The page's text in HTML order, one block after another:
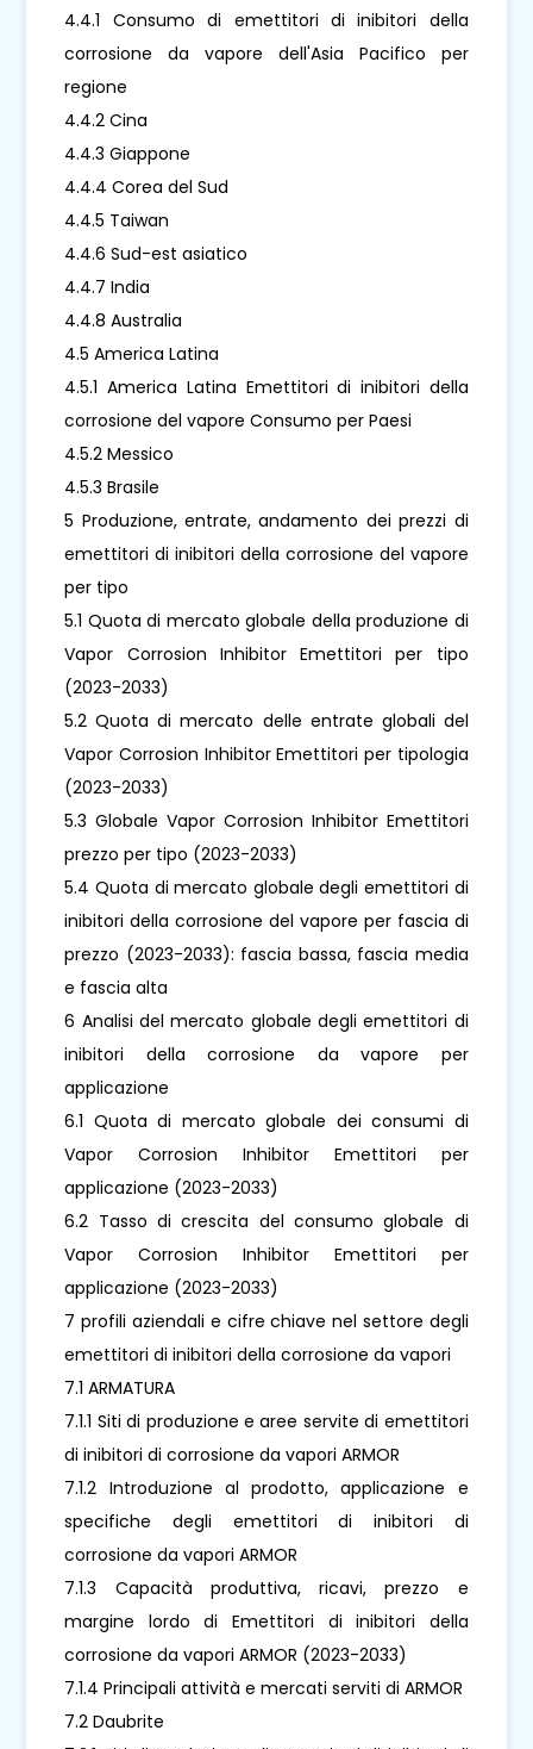
4.4.1 Consumo di emettitori di inibitori della
corrosione da vapore dell'Asia Pacifico per
regione
4.4.2 Cina
4.4.3 Giappone
4.4.4 Corea del Sud
4.4.5 Taiwan
4.4.6 Sud-est asiatico
4.4.7 India
4.4.8 Australia
4.5 America Latina
4.5.1 America Latina Emettitori di inibitori della
corrosione del vapore Consumo per Paesi
4.5.2 Messico
4.5.3 Brasile
5 Produzione, entrate, andamento dei prezzi di
emettitori di inibitori della corrosione del vapore
per tipo
5.1 Quota di mercato globale della produzione di
Vapor Corrosion Inhibitor Emettitori per tipo
(2023-2033)
5.2 Quota di mercato delle entrate globali del
Vapor Corrosion Inhibitor Emettitori per tipologia
(2023-2033)
5.3 Globale Vapor Corrosion Inhibitor Emettitori
prezzo per tipo (2023-2033)
5.4 Quota di mercato globale degli emettitori di
inibitori della corrosione del vapore per fascia di
prezzo (2023-2033): fascia bassa, fascia media
e fascia alta
6 Analisi del mercato globale degli emettitori di
inibitori della corrosione da vapore per
applicazione
6.1 Quota di mercato globale dei consumi di
Vapor Corrosion Inhibitor Emettitori per
applicazione (2023-2033)
6.2 Tasso di crescita del consumo globale di
Vapor Corrosion Inhibitor Emettitori per
applicazione (2023-2033)
7 profili aziendali e cifre chiave nel settore degli
emettitori di inibitori della corrosione da vapori
7.1 ARMATURA
7.1.1 Siti di produzione e aree servite di emettitori
di inibitori di corrosione da vapori ARMOR
7.1.2 Introduzione al prodotto, applicazione e
specifiche degli emettitori di inibitori di
corrosione da vapori ARMOR
7.1.3 Capacità produttiva, ricavi, prezzo e
margine lordo di Emettitori di inibitori della
corrosione da vapori ARMOR (2023-2033)
7.1.4 Principali attività e mercati serviti di ARMOR
7.2 Daubrite